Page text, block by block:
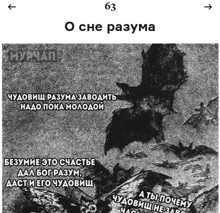
63
О сне разума